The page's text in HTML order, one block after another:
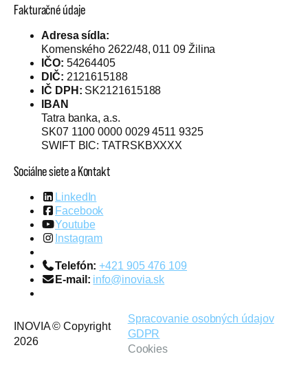
Fakturačné údaje
Adresa sídla:
Komenského 2622/48, 011 09 Žilina
IČO: 54264405
DIČ: 2121615188
IČ DPH: SK2121615188
IBAN
Tatra banka, a.s.
SK07 1100 0000 0029 4511 9325
SWIFT BIC: TATRSKBXXXX
Sociálne siete a Kontakt
LinkedIn
Facebook
Youtube
Instagram
Telefón: +421 905 476 109
E-mail: info@inovia.sk
INOVIA © Copyright
2026
Spracovanie osobných údajov
GDPR
Cookies